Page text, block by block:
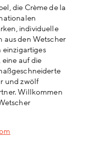
die Crème de la
individuelle
aus den Wetscher
einzigartiges
auf die
und zwölf
Willkommen